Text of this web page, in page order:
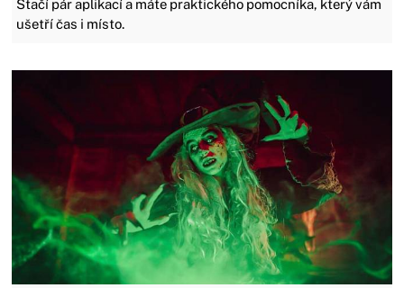
Stačí pár aplikací a máte praktického pomocníka, který vám
ušetří čas i místo.